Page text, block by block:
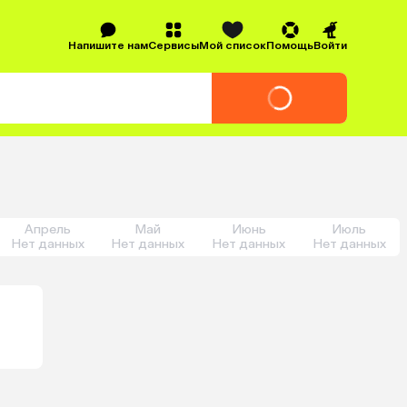
Напишите намСервисыМой списокПомощьВойти
Апрель
Нет данных
Май
Нет данных
Июнь
Нет данных
Июль
Нет данных